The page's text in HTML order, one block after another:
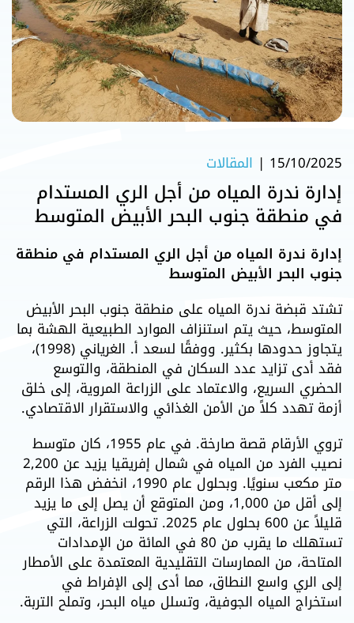
15/10/2025
| المقالات
إدارة ندرة المياه من أجل الري المستدام
في منطقة جنوب البحر الأبيض المتوسط
إدارة ندرة المياه من أجل الري المستدام في منطقة
جنوب البحر الأبيض المتوسط
تشتد قبضة ندرة المياه على منطقة جنوب البحر الأبيض
المتوسط، حيث يتم استنزاف الموارد الطبيعية الهشة بما
يتجاوز حدودها بكثير. ووفقًا لسعد أ. الغرياني (1998)،
فقد أدى تزايد عدد السكان في المنطقة، والتوسع
الحضري السريع، والاعتماد على الزراعة المروية، إلى خلق
أزمة تهدد كلاً من الأمن الغذائي والاستقرار الاقتصادي.
تروي الأرقام قصة صارخة. في عام 1955، كان متوسط
نصيب الفرد من المياه في شمال إفريقيا يزيد عن 2,200
متر مكعب سنويًا. وبحلول عام 1990، انخفض هذا الرقم
إلى أقل من 1,000، ومن المتوقع أن يصل إلى ما يزيد
قليلاً عن 600 بحلول عام 2025. تحولت الزراعة، التي
تستهلك ما يقرب من 80 في المائة من الإمدادات
المتاحة، من الممارسات التقليدية المعتمدة على الأمطار
إلى الري واسع النطاق، مما أدى إلى الإفراط في
استخراج المياه الجوفية، وتسلل مياه البحر، وتملح التربة.